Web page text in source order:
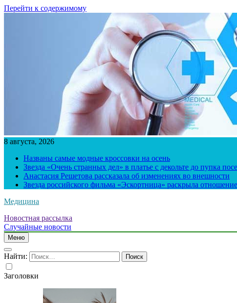
Перейти к содержимому
8 августа, 2026
Названы самые модные кроссовки на осень
Звезда «Очень странных дел» в платье с декольте до пупка
Анастасия Решетова рассказала об изменениях во внешности
Звезда российского фильма «Эскортница» раскрыла
Медицина
Новостная рассылка
Случайные новости
Меню
Найти:
Заголовки